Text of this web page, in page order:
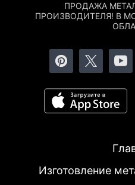
ПРОДАЖА
ПРОИЗВОДИТЕЛЯ! В
Изготовление